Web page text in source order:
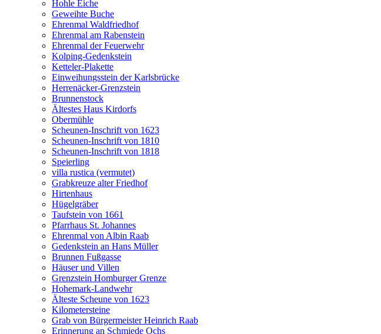
Hohle Eiche
Geweihte Buche
Ehrenmal Waldfriedhof
Ehrenmal am Rabenstein
Ehrenmal der Feuerwehr
Kolping-Gedenkstein
Ketteler-Plakette
Einweihungsstein der Karlsbrücke
Herrenäcker-Grenzstein
Brunnenstock
Ältestes Haus Kirdorfs
Obermühle
Scheunen-Inschrift von 1623
Scheunen-Inschrift von 1810
Scheunen-Inschrift von 1818
Speierling
villa rustica (vermutet)
Grabkreuze alter Friedhof
Hirtenhaus
Hügelgräber
Taufstein von 1661
Pfarrhaus St. Johannes
Ehrenmal von Albin Raab
Gedenkstein an Hans Müller
Brunnen Fußgasse
Häuser und Villen
Grenzstein Homburger Grenze
Hohemark-Landwehr
Älteste Scheune von 1623
Kilometersteine
Grab von Bürgermeister Heinrich Raab
Erinnerung an Schmiede Ochs